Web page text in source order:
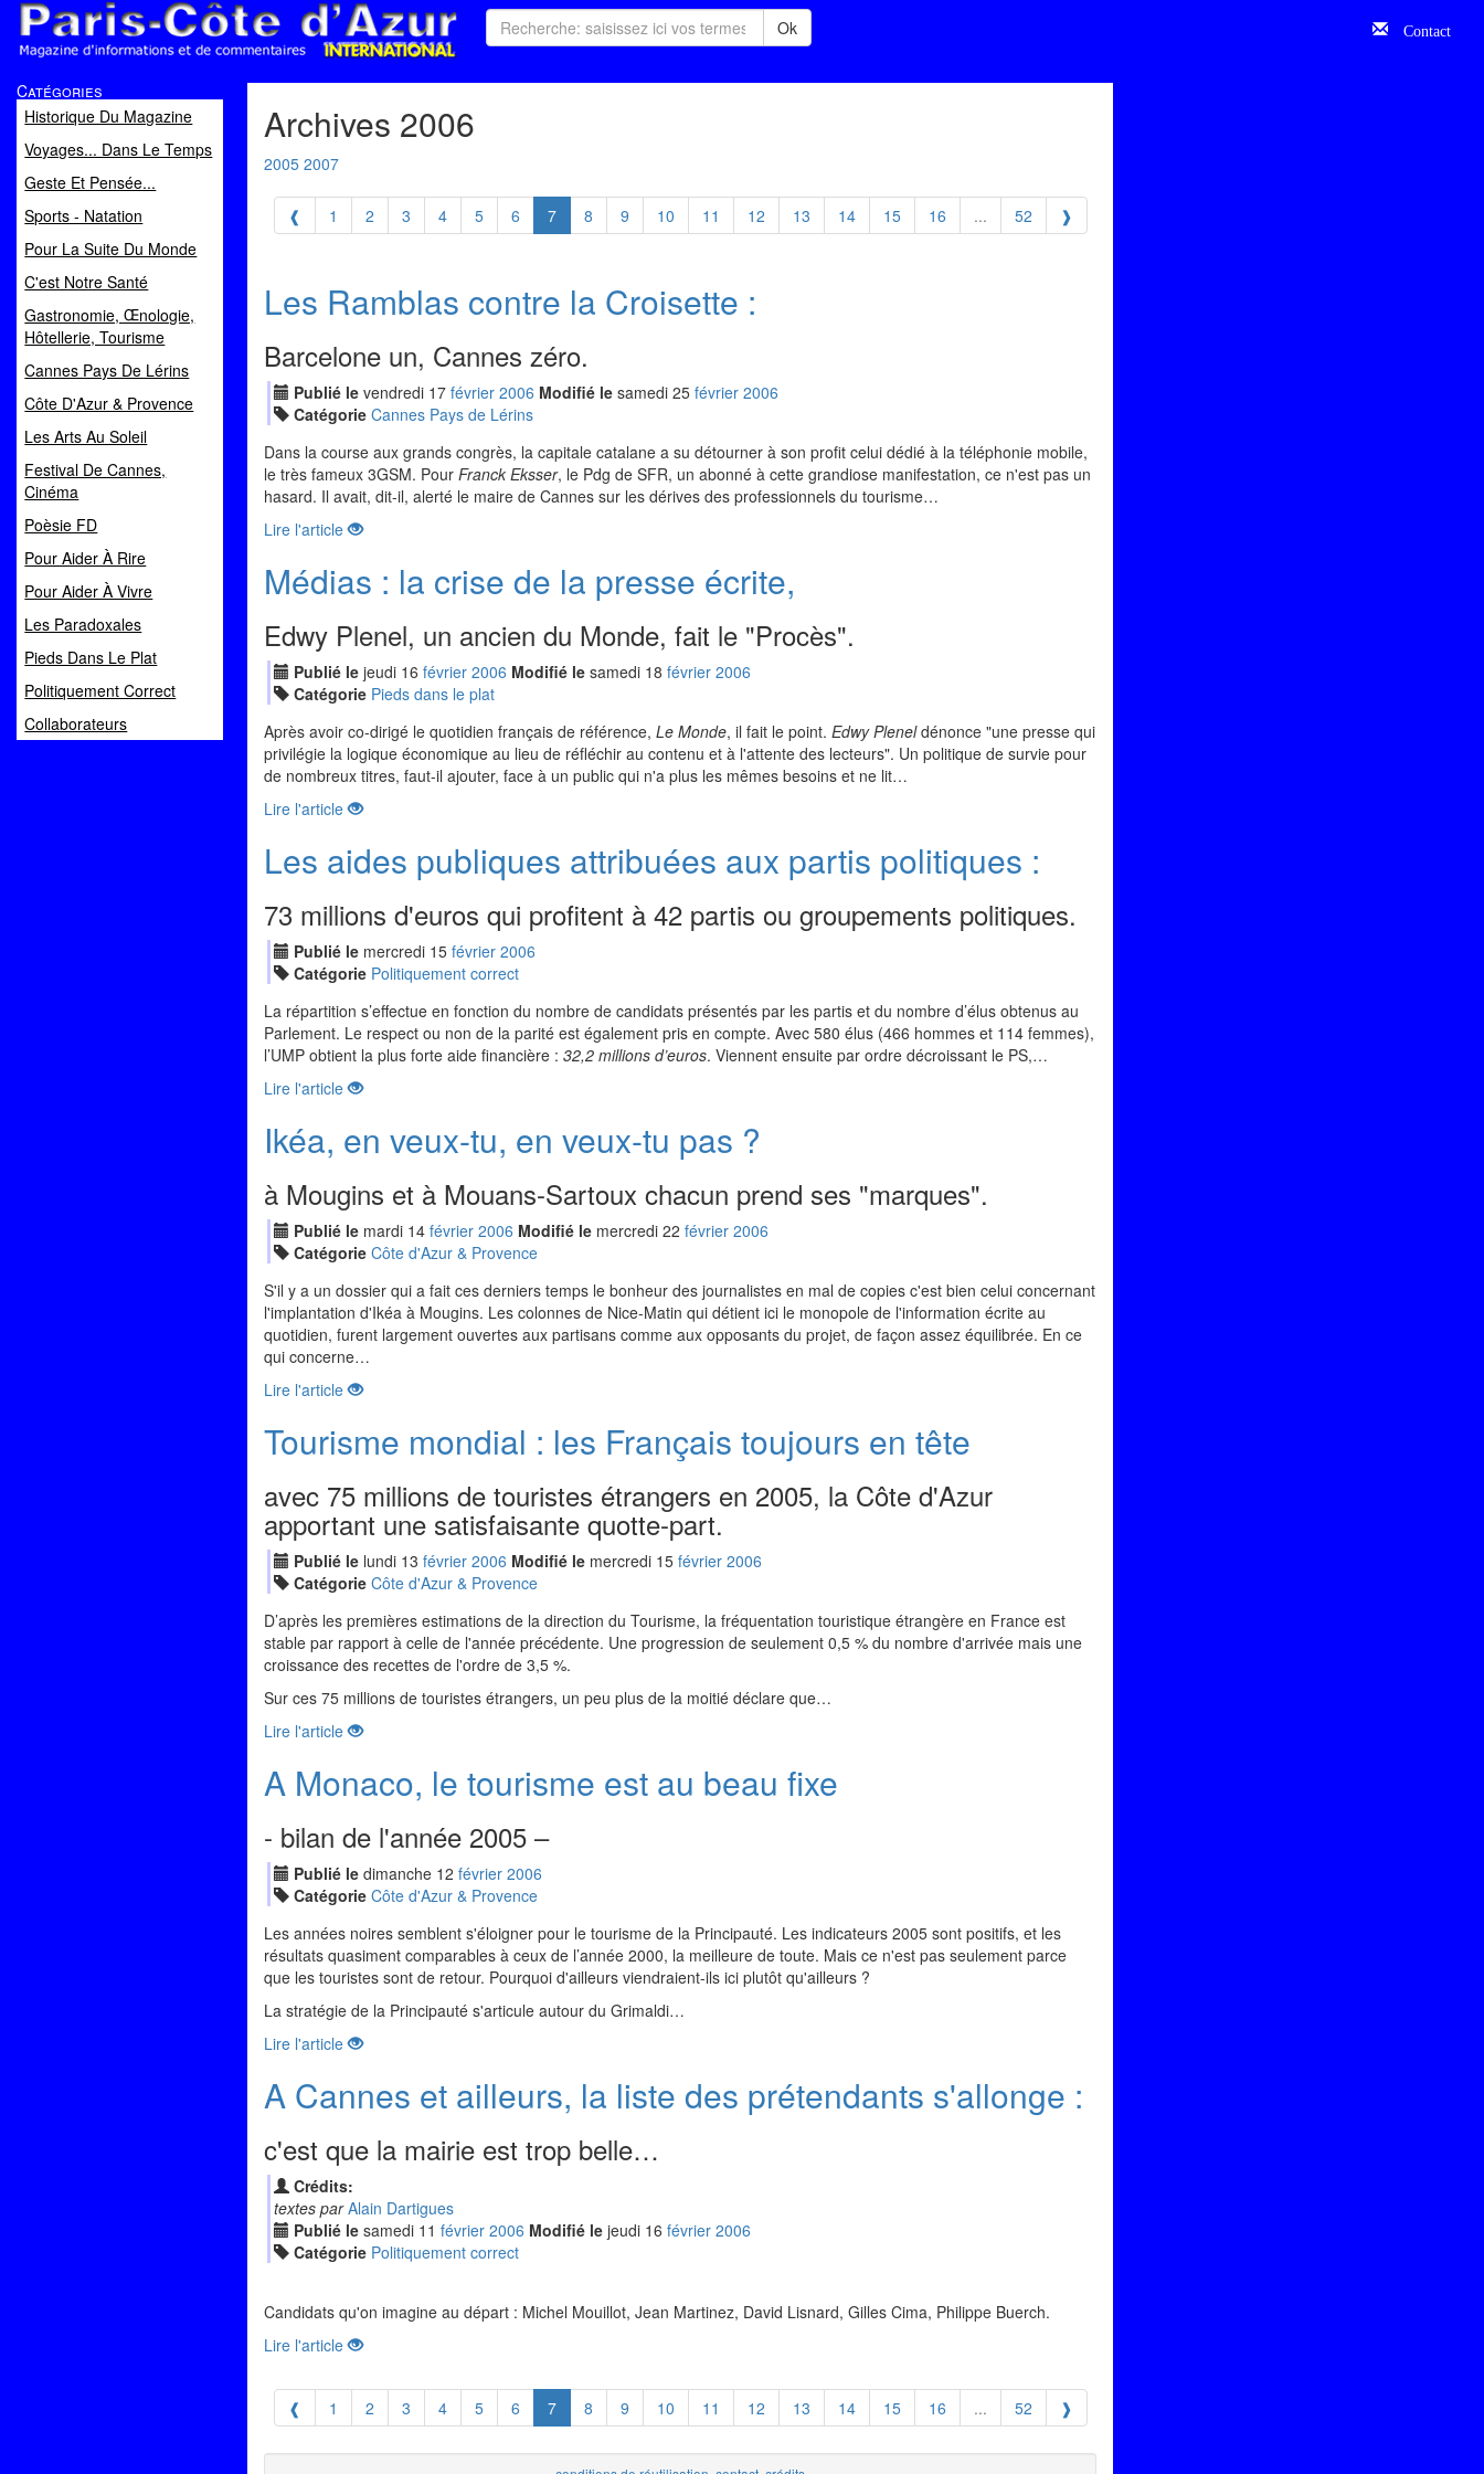
Magazine d'informations et de commentaires
Ok Contact
Catégories
Historique Du Magazine
Voyages... Dans Le Temps
Geste Et Pensée...
Sports - Natation
Pour La Suite Du Monde
C'est Notre Santé
Gastronomie, Œnologie,
Hôtellerie, Tourisme
Cannes Pays De Lérins
Côte D'Azur & Provence
Les Arts Au Soleil
Festival De Cannes,
Cinéma
Poèsie FD
Pour Aider À Rire
Pour Aider À Vivre
Les Paradoxales
Pieds Dans Le Plat
Politiquement Correct
Collaborateurs
Archives 2006
2005 2007
❰ 1 2 3 4 5 6 7 8 9 10 11 12 13 14 15 16 ... 52 ❱
Les Ramblas contre la Croisette :
Barcelone un, Cannes zéro.
Publié le vendredi 17 février 2006 Modifié le samedi 25 février 2006
Catégorie Cannes Pays de Lérins
Dans la course aux grands congrès, la capitale catalane a su détourner à son profit celui dédié à la téléphonie mobile,
le très fameux 3GSM. Pour Franck Eksser, le Pdg de SFR, un abonné à cette grandiose manifestation, ce n'est pas un
hasard. Il avait, dit-il, alerté le maire de Cannes sur les dérives des professionnels du tourisme…
Lire l'article
Médias : la crise de la presse écrite,
Edwy Plenel, un ancien du Monde, fait le "Procès".
Publié le jeudi 16 février 2006 Modifié le samedi 18 février 2006
Catégorie Pieds dans le plat
Après avoir co-dirigé le quotidien français de référence, Le Monde, il fait le point. Edwy Pleneldénonce "une presse qui
privilégie la logique économique au lieu de réfléchir au contenu et à l'attente des lecteurs". Un politique de survie pour
de nombreux titres, faut-il ajouter, face à un public qui n'a plus les mêmes besoins et ne lit…
Lire l'article
Les aides publiques attribuées aux partis politiques :
73 millions d'euros qui profitent à 42 partis ou groupements politiques.
Publié le mercredi 15 février 2006
Catégorie Politiquement correct
La répartition s’effectue en fonction du nombre de candidats présentés par les partis et du nombre d’élus obtenus au
Parlement. Le respect ou non de la parité est également pris en compte. Avec 580 élus (466 hommes et 114 femmes),
l’UMP obtient la plus forte aide financière : 32,2 millions d’euros. Viennent ensuite par ordre décroissant le PS,…
Lire l'article
Ikéa, en veux-tu, en veux-tu pas ?
à Mougins et à Mouans-Sartoux chacun prend ses "marques".
Publié le mardi 14 février 2006 Modifié le mercredi 22 février 2006
Catégorie Côte d'Azur & Provence
S'il y a un dossier qui a fait ces derniers temps le bonheur des journalistes en mal de copies c'est bien celui concernant
l'implantation d'Ikéa à Mougins. Les colonnes de Nice-Matin qui détient ici le monopole de l'information écrite au
quotidien, furent largement ouvertes aux partisans comme aux opposants du projet, de façon assez équilibrée. En ce
qui concerne…
Lire l'article
Tourisme mondial : les Français toujours en tête
avec 75 millions de touristes étrangers en 2005, la Côte d'Azur
apportant une satisfaisante quotte-part.
Publié le lundi 13 février 2006 Modifié le mercredi 15 février 2006
Catégorie Côte d'Azur & Provence
D’après les premières estimations de la direction du Tourisme, la fréquentation touristique étrangère en France est
stable par rapport à celle de l'année précédente. Une progression de seulement 0,5 % du nombre d'arrivée mais une
croissance des recettes de l'ordre de 3,5 %.
Sur ces 75 millions de touristes étrangers, un peu plus de la moitié déclare que…
Lire l'article
A Monaco, le tourisme est au beau fixe
- bilan de l'année 2005 –
Publié le dimanche 12 février 2006
Catégorie Côte d'Azur & Provence
Les années noires semblent s'éloigner pour le tourisme de la Principauté. Les indicateurs 2005 sont positifs, et les
résultats quasiment comparables à ceux de l’année 2000, la meilleure de toute. Mais ce n'est pas seulement parce
que les touristes sont de retour. Pourquoi d'ailleurs viendraient-ils ici plutôt qu'ailleurs ?
La stratégie de la Principauté s'articule autour du Grimaldi…
Lire l'article
A Cannes et ailleurs, la liste des prétendants s'allonge :
c'est que la mairie est trop belle…
Crédits:
textes par Alain Dartigues
Publié le samedi 11 février 2006 Modifié le jeudi 16 février 2006
Catégorie Politiquement correct
Candidats qu'on imagine au départ : Michel Mouillot, Jean Martinez, David Lisnard, Gilles Cima, Philippe Buerch.
Lire l'article
❰ 1 2 3 4 5 6 7 8 9 10 11 12 13 14 15 16 ... 52 ❱